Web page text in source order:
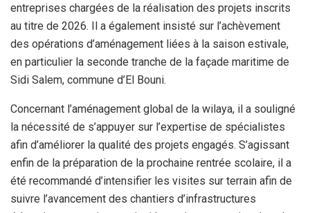
entreprises chargées de la réalisation des projets inscrits
au titre de 2026. Il a également insisté sur l’achèvement
des opérations d’aménagement liées à la saison estivale,
en particulier la seconde tranche de la façade maritime de
Sidi Salem, commune d’El Bouni.
Concernant l’aménagement global de la wilaya, il a souligné
la nécessité de s’appuyer sur l’expertise de spécialistes
afin d’améliorer la qualité des projets engagés. S’agissant
enfin de la préparation de la prochaine rentrée scolaire, il a
été recommandé d’intensifier les visites sur terrain afin de
suivre l’avancement des chantiers d’infrastructures